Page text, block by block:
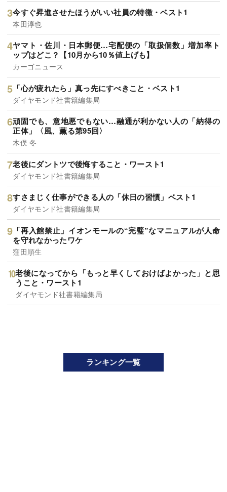
今すぐ昇進させたほうがいい社員の特徴・ベスト1
本田淳也
ヤマト・佐川・日本郵便…宅配便の「取扱個数」増加率ト
ップはどこ？【10月から10％値上げも】
カーゴニュース
「心が疲れたら」真っ先にすべきこと・ベスト1
ダイヤモンド社書籍編集局
頑固でも、意地悪でもない…融通が利かない人の「納得の
正体」〈風、薫る第95回〉
木俣 冬
老後にダントツで後悔すること・ワースト1
ダイヤモンド社書籍編集局
すさまじく仕事ができる人の「休日の習慣」ベスト1
ダイヤモンド社書籍編集局
「再入館禁止」イオンモールの“完璧”なマニュアルが人命
を守れなかったワケ
窪田順生
老後になってから「もっと早くしておけばよかった」と思
うこと・ワースト1
ダイヤモンド社書籍編集局
ランキング一覧